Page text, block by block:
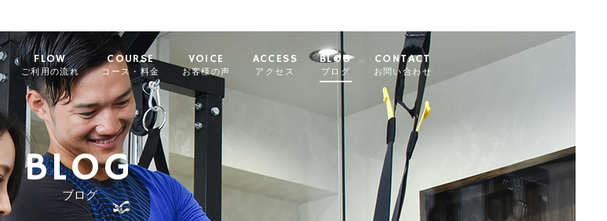
FLOW
ご利用の流れ
COURSE
コース・料金
VOICE
お客様の声
ACCESS
アクセス
BLOG
ブログ
CONTACT
お問い合わせ
BLOG
ブログ